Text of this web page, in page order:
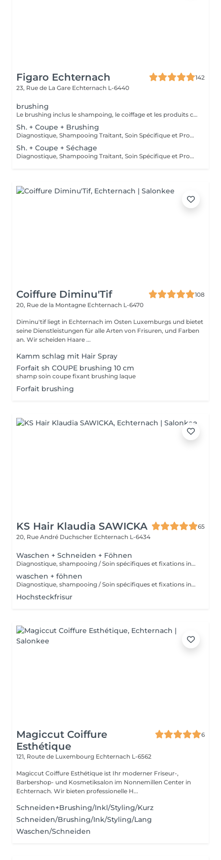
Figaro Echternach
142
23, Rue de La Gare Echternach L-6440
brushing
Le brushing inclus le shampoing, le coiffage et les produits correspondants.
Sh. + Coupe + Brushing
Diagnostique, Shampooing Traitant, Soin Spécifique et Produits Coiffants inclus
Sh. + Coupe + Séchage
Diagnostique, Shampooing Traitant, Soin Spécifique et Produits Coiffants inclus
Coiffure Diminu'Tif
108
20, Rue de la Montagne Echternach L-6470
Diminu'tif liegt in Echternach im Osten Luxemburgs und bietet
seine Dienstleistungen für alle Arten von Frisuren, und Farben
an. Wir scheiden Haare ...
Kamm schlag mit Hair Spray
Forfait sh COUPE brushing 10 cm
shamp soin coupe fixant brushing laque
Forfait brushing
KS Hair Klaudia SAWICKA
65
20, Rue André Duchscher Echternach L-6434
Waschen + Schneiden + Föhnen
Diagnostique, shampooing / Soin spécifiques et fixations inclus
waschen + föhnen
Diagnostique, shampooing / Soin spécifiques et fixations inclus
Hochsteckfrisur
Magiccut Coiffure
Esthétique
6
121, Route de Luxembourg Echternach L-6562
Magiccut Coiffure Esthétique ist Ihr moderner Friseur-,
Barbershop- und Kosmetiksalon im Nonnemillen Center in
Echternach. Wir bieten professionelle H...
Schneiden+Brushing/Inkl/Styling/Kurz
Schneiden/Brushing/Ink/Styling/Lang
Waschen/Schneiden